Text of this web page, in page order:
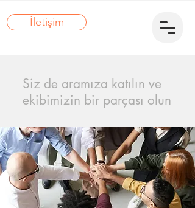
İletişim
Siz de aramıza katılın ve
ekibimizin bir parçası olun